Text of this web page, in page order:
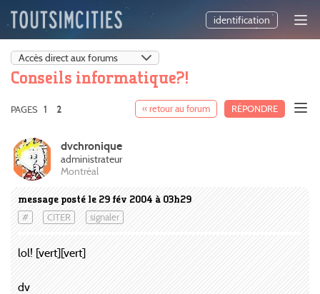
identification
Conseils informatique?!
« retour au forum RÉPONDRE
PAGES 1 2
message posté le 29 fév 2004 à 03h29
# CITER signaler
dvchronique
administrateur
Montréal
lol! [vert][vert]
dv